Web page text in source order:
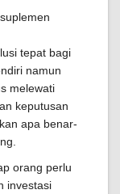
tepat bagi
namun
melewati
keputusan
apa benar-
orang perlu
investasi